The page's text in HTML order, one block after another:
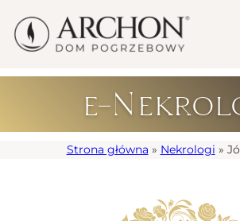
e-
Strona główna » Nekrologi »